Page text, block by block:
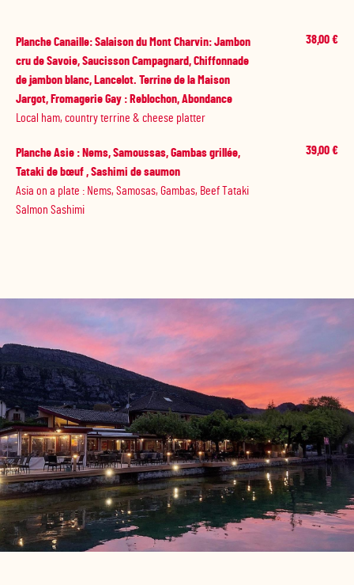
Planche Canaille: Salaison du Mont Charvin: Jambon
cru de Savoie, Saucisson Campagnard, Chiffonnade
de jambon blanc, Lancelot. Terrine de la Maison
Jargot, Fromagerie Gay : Reblochon, Abondance
Local ham, country terrine & cheese platter
38,00 €
Planche Asie : Nems, Samoussas, Gambas grillée,
Tataki de bœuf , Sashimi de saumon
Asia on a plate : Nems, Samosas, Gambas, Beef Tataki
Salmon Sashimi
39,00 €